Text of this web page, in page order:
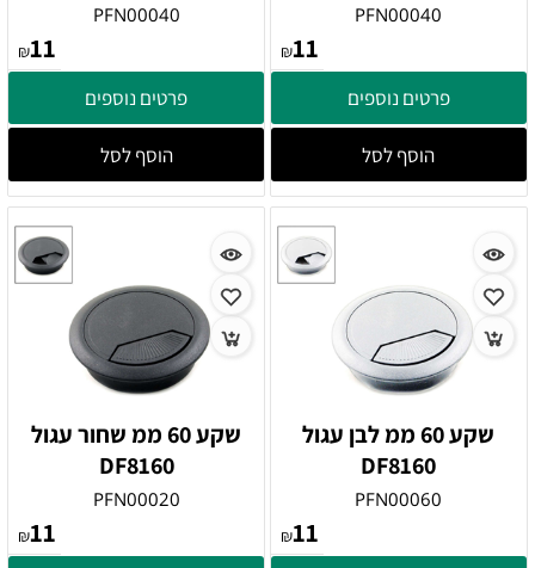
PFN00040
₪11
פרטים נוספים
הוסף לסל
PFN00040
₪11
פרטים נוספים
הוסף לסל
שקע 60 ממ לבן עגול
DF8160
PFN00060
₪11
שקע 60 ממ שחור עגול
DF8160
PFN00020
₪11